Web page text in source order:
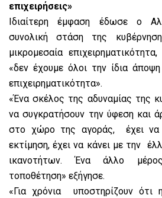
επιχειρήσεις»
Ιδιαίτερη έμφαση έδωσε ο
συνολική στάση της
μικρομεσαία
«δεν έχουμε όλοι την ίδια
επιχειρηματικότητα».
«Ένα σκέλος της αδυναμίας της
να συγκρατήσουν την ύφεση και
στο χώρο της αγοράς, έχει να
εκτίμηση, έχει να κάνει με την
ικανοτήτων. Ένα άλλο μέρος
τοποθέτηση» εξήγησε.
«Για χρόνια υποστηρίζουν ότι